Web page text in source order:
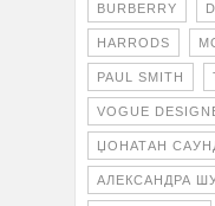
BURBERRY
HARRODS
PAUL SMITH
VOGUE
ЏОНАТАН
АЛЕКСАНДРА